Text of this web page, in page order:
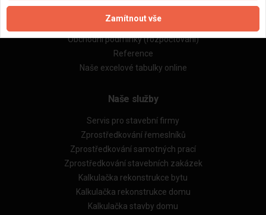
Obchodní podmínky (rozpočtování)
Reference
Naše excelové tabulky online
Naše služby
Servis pro stavební firmy
Zprostředkování řemeslníků
Zprostředkování samotných prací
Zprostředkování stavebních zakázek
Kalkulačka rekonstrukce bytu
Kalkulačka rekonstrukce domu
Kalkulačka stavby domu
Zamítnout vše